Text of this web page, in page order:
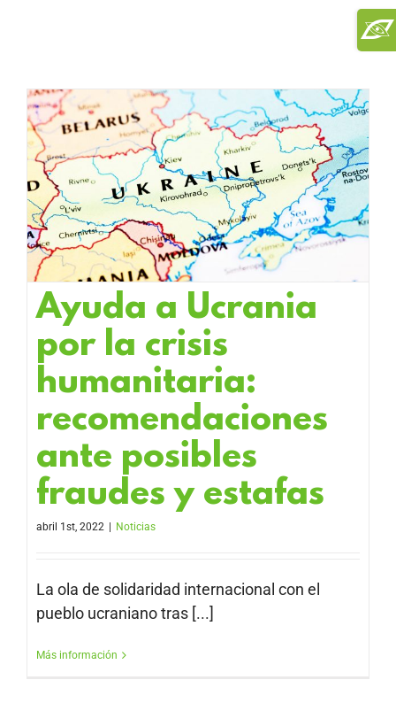
Ayuda a Ucrania
por la crisis
humanitaria:
recomendaciones
ante posibles
fraudes y estafas
abril 1st, 2022 Noticias
La ola de solidaridad internacional con el
pueblo ucraniano tras [...]
Más información
Area